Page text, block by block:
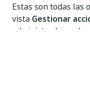
Estas son todas las
vista Gestionar
administradores de